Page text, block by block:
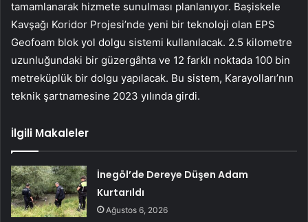
tamamlanarak hizmete sunulması planlanıyor. Başiskele
Kavşağı Koridor Projesi’nde yeni bir teknoloji olan EPS
Geofoam blok yol dolgu sistemi kullanılacak. 2.5 kilometre
uzunluğundaki bir güzergâhta ve 12 farklı noktada 100 bin
metreküplük bir dolgu yapılacak. Bu sistem, Karayolları’nın
teknik şartnamesine 2023 yılında girdi.
İlgili Makaleler
İnegöl’de Dereye Düşen Adam
Kurtarıldı
Ağustos 6, 2026